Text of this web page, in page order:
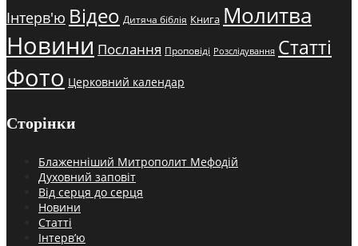
Інтерв'ю Відео Дитяча біблія Книга Молитва
Новини Послання Проповіді Розслідування Статті
Фото Церковний календар
Сторінки
Блаженніший Митрополит Мефодій
Духовний заповіт
Від серця до серця
Новини
Статті
Інтерв’ю